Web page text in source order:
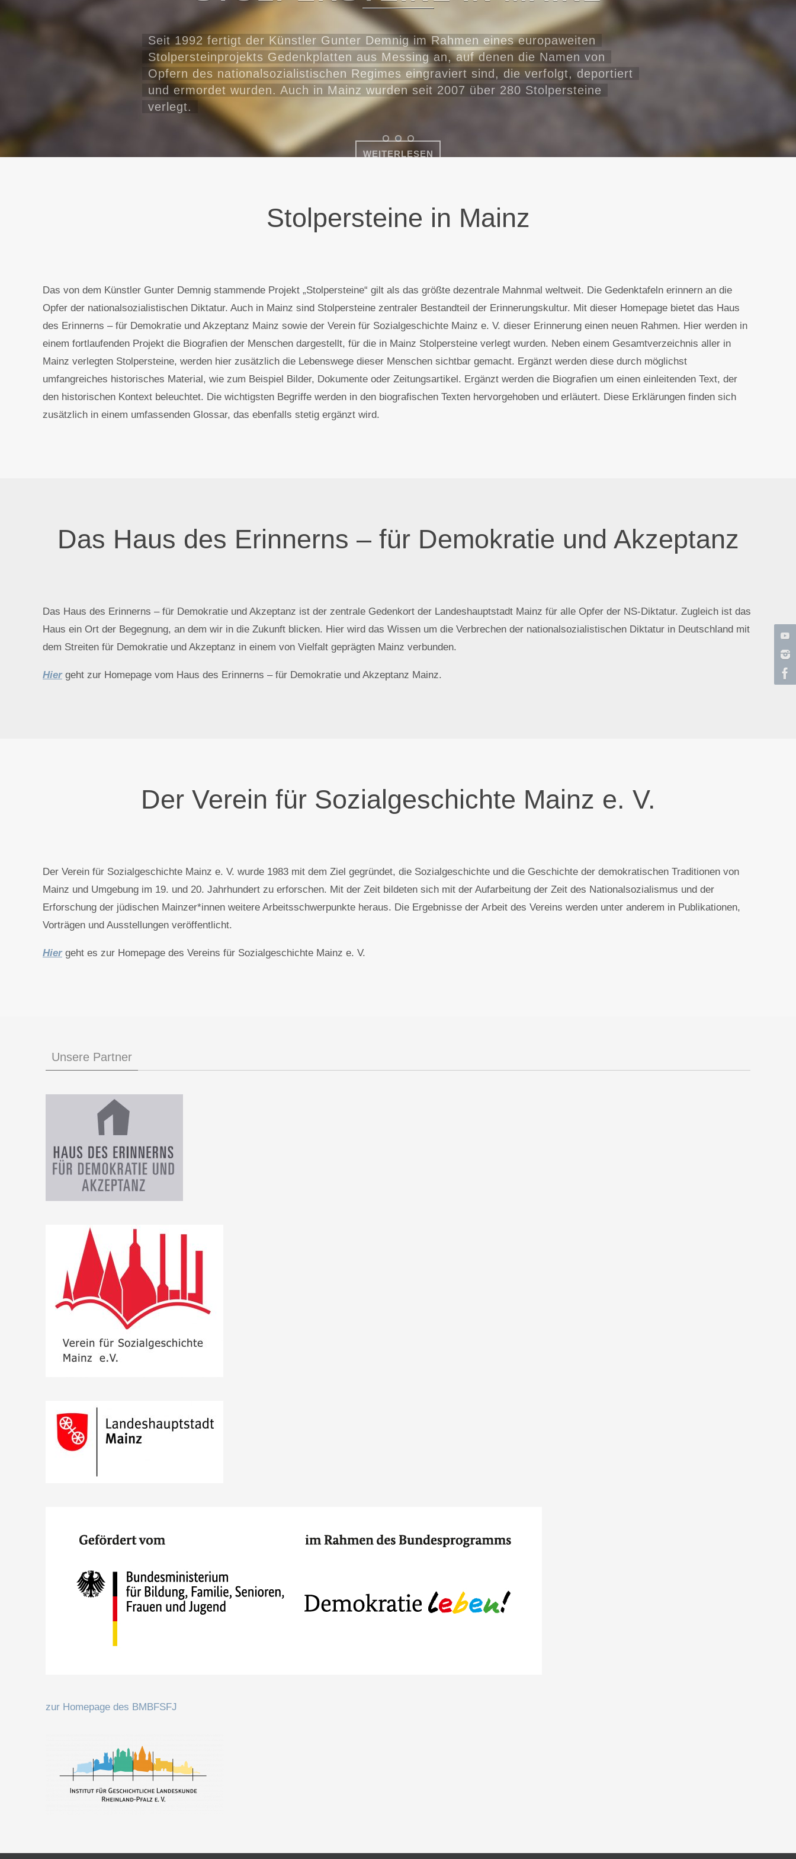
Das Haus des Erinnerns – für Demokratie und Akzeptanz ist nicht nur ein Gedenkort,
an dem wir zurückschauen in die Vergangenheit, und ein Ort der Begegnung, an dem
wir nach vorne in die Zukunft blicken, sondern Erinnerungs- und Lernort zugleich.
Stolpersteine in Mainz
Das von dem Künstler Gunter Demnig stammende Projekt „Stolpersteine“ gilt als das größte dezentrale Mahnmal weltweit. Die Gedenktafeln erinnern an die
Opfer der nationalsozialistischen Diktatur. Auch in Mainz sind Stolpersteine zentraler Bestandteil der Erinnerungskultur. Mit dieser Homepage bietet das Haus
des Erinnerns – für Demokratie und Akzeptanz Mainz sowie der Verein für Sozialgeschichte Mainz e. V. dieser Erinnerung einen neuen Rahmen. Hier werden in
einem fortlaufenden Projekt die Biografien der Menschen dargestellt, für die in Mainz Stolpersteine verlegt wurden. Neben einem Gesamtverzeichnis aller in
Mainz verlegten Stolpersteine, werden hier zusätzlich die Lebenswege dieser Menschen sichtbar gemacht. Ergänzt werden diese durch möglichst
umfangreiches historisches Material, wie zum Beispiel Bilder, Dokumente oder Zeitungsartikel. Ergänzt werden die Biografien um einen einleitenden Text, der
den historischen Kontext beleuchtet. Die wichtigsten Begriffe werden in den biografischen Texten hervorgehoben und erläutert. Diese Erklärungen finden sich
zusätzlich in einem umfassenden Glossar, das ebenfalls stetig ergänzt wird.
Das Haus des Erinnerns – für Demokratie und Akzeptanz
Das Haus des Erinnerns – für Demokratie und Akzeptanz ist der zentrale Gedenkort der Landeshauptstadt Mainz für alle Opfer der NS-Diktatur. Zugleich ist das
Haus ein Ort der Begegnung, an dem wir in die Zukunft blicken. Hier wird das Wissen um die Verbrechen der nationalsozialistischen Diktatur in Deutschland mit
dem Streiten für Demokratie und Akzeptanz in einem von Vielfalt geprägten Mainz verbunden.
Hiergeht zur Homepage vom Haus des Erinnerns – für Demokratie und Akzeptanz Mainz.
Der Verein für Sozialgeschichte Mainz e. V.
Der Verein für Sozialgeschichte Mainz e. V. wurde 1983 mit dem Ziel gegründet, die Sozialgeschichte und die Geschichte der demokratischen Traditionen von
Mainz und Umgebung im 19. und 20. Jahrhundert zu erforschen. Mit der Zeit bildeten sich mit der Aufarbeitung der Zeit des Nationalsozialismus und der
Erforschung der jüdischen Mainzer*innen weitere Arbeitsschwerpunkte heraus. Die Ergebnisse der Arbeit des Vereins werden unter anderem in Publikationen,
Vorträgen und Ausstellungen veröffentlicht.
Hiergeht es zur Homepage des Vereins für Sozialgeschichte Mainz e. V.
Unsere Partner
zur Homepage des BMBFSFJ